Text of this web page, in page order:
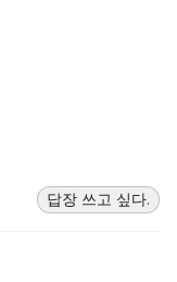
답장 쓰고 싶다.